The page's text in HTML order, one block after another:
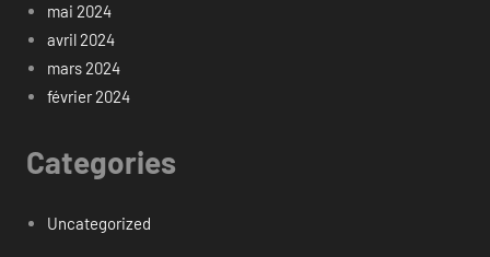
mai 2024
avril 2024
mars 2024
février 2024
Categories
Uncategorized